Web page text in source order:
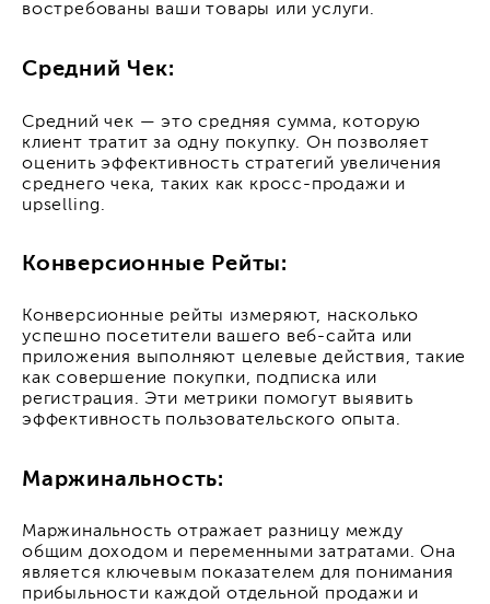
востребованы ваши товары или услуги.
Средний Чек:
Средний чек — это средняя сумма, которую
клиент тратит за одну покупку. Он позволяет
оценить эффективность стратегий увеличения
среднего чека, таких как кросс-продажи и
upselling.
Конверсионные Рейты:
Конверсионные рейты измеряют, насколько
успешно посетители вашего веб-сайта или
приложения выполняют целевые действия, такие
как совершение покупки, подписка или
регистрация. Эти метрики помогут выявить
эффективность пользовательского опыта.
Маржинальность:
Маржинальность отражает разницу между
общим доходом и переменными затратами. Она
является ключевым показателем для понимания
прибыльности каждой отдельной продажи и